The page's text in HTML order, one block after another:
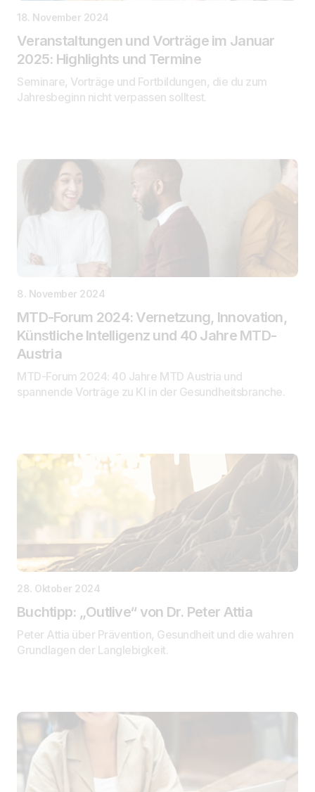
18. November 2024
Veranstaltungen und Vorträge im Januar
2025: Highlights und Termine
Seminare, Vorträge und Fortbildungen, die du zum
Jahresbeginn nicht verpassen solltest.
8. November 2024
MTD-Forum 2024: Vernetzung, Innovation,
Künstliche Intelligenz und 40 Jahre MTD-
Austria
MTD-Forum 2024: 40 Jahre MTD Austria und
spannende Vorträge zu KI in der Gesundheitsbranche.
28. Oktober 2024
Buchtipp: „Outlive“ von Dr. Peter Attia
Peter Attia über Prävention, Gesundheit und die wahren
Grundlagen der Langlebigkeit.